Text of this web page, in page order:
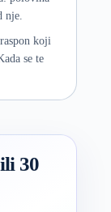
nje.
koji
se te
30